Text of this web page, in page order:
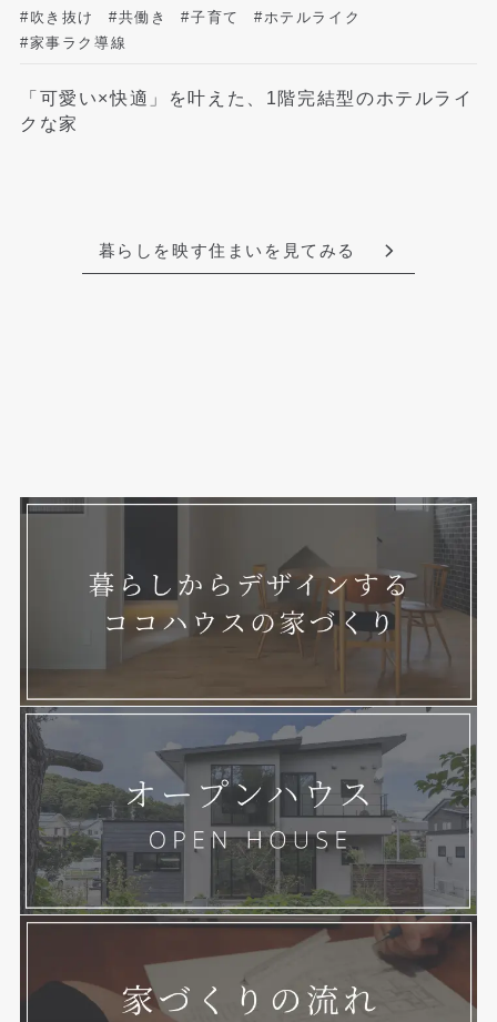
#吹き抜け #共働き #子育て
#ホテルライク
#家事ラク導線
「可愛い×快適」を叶えた、1階完結型のホテルライ
クな家
暮らしを映す住まいを見てみる